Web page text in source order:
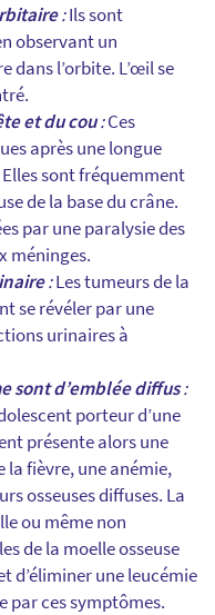
:Ils sont
observant un
dans l’orbite. L’œil se
et du cou:Ces
après une longue
sont fréquemment
de la base du crâne.
par une paralysie des
méninges.
:Les tumeurs de la
se révéler par une
urinaires à
sont d’emblée diffus:
porteur d’une
présente alors une
la fièvre, une anémie,
osseuses diffuses. La
ou même non
de la moelle osseuse
d’éliminer une leucémie
par ces symptômes.